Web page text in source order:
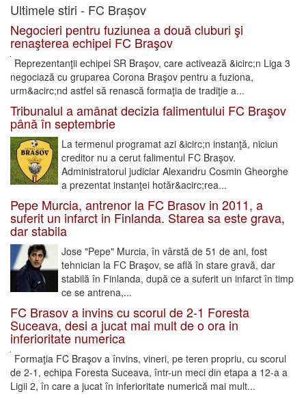
Ultimele stiri - FC Brașov
Negocieri pentru fuziunea a două cluburi şi
renaşterea echipei FC Braşov
Reprezentanţii echipei SR Braşov, care activează &icirc;n Liga 3
negociază cu gruparea Corona Braşov pentru a fuziona,
urm&acirc;nd astfel să renască formaţia de tradiţie a...
Tribunalul a amânat decizia falimentului FC Braşov
până în septembrie
La termenul programat azi &icirc;n instanţă, niciun
creditor nu a cerut falimentul FC Braşov.
Administratorul judiciar Alexandru Cosmin Gheorghe
a prezentat instanţei hotăr&acirc;rea...
Pepe Murcia, antrenor la FC Brasov in 2011, a
suferit un infarct in Finlanda. Starea sa este grava,
dar stabila
Jose "Pepe" Murcia, în vârstă de 51 de ani, fost
tehnician la FC Braşov, se află în stare gravă, dar
stabilă în Finlanda, după ce a suferit un infarct în timp
ce se antrena,...
FC Brasov a invins cu scorul de 2-1 Foresta
Suceava, desi a jucat mai mult de o ora in
inferioritate numerica
Formaţia FC Braşov a învins, vineri, pe teren propriu, cu scorul
de 2-1, echipa Foresta Suceava, într-un meci din etapa a 12-a a
Ligii 2, în care a jucat în inferioritate numerică mai mult...